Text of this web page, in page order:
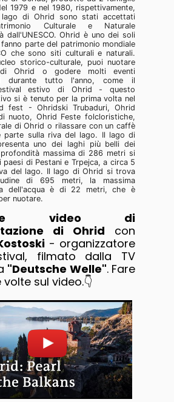
1979 e nel 1980, rispettivamente,
di Ohrid sono stati accettati
Culturale e Naturale
dall'UNESCO. Ohrid è uno dei soli
parte del patrimonio mondiale
che sono siti culturali e naturali.
storico-culturale, puoi nuotare
Ohrid o godere molti eventi
durante tutto l'anno, come il
estivo di Ohrid - questo
si è tenuto per la prima volta nel
fest - Ohridski Trubaduri, Ohrid
nuoto, Ohrid Feste folcloristiche,
di Ohrid o rilassare con un caffè
parte sulla riva del lago. Il lago di
uno dei laghi più belli dei
profondità massima di 286 metri si
paesi di Pestani e Trpejca, a circa 5
del lago. Il lago di Ohrid si trova
di 695 metri, la massima
dell'acqua è di 22 metri, che è
nuotare.
video di
di Ohrid con
- organizzatore
filmato dalla TV
"Deutsche Welle". Fare
sul video.👇